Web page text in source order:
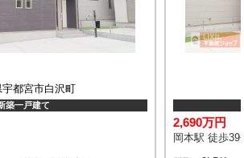
宇都宮市白沢町
築一戸建て
2,690万円
岡本駅 徒歩39